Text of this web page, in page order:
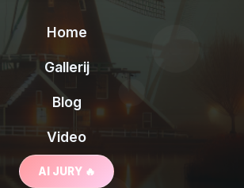
Home
Gallerij
Blog
Video
AI JURY 🔥